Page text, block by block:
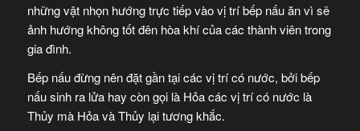
những vật nhọn hướng trực tiếp vào vị trí bếp nấu ăn vì sẽ
ảnh hướng không tốt đên hòa khí của các thành viên trong
gia đình.
Bếp nấu đừng nên đặt gần tại các vị trí có nước, bởi bếp
nấu sinh ra lửa hay còn gọi là Hỏa các vị trí có nước là
Thủy mà Hỏa và Thủy lại tương khắc.